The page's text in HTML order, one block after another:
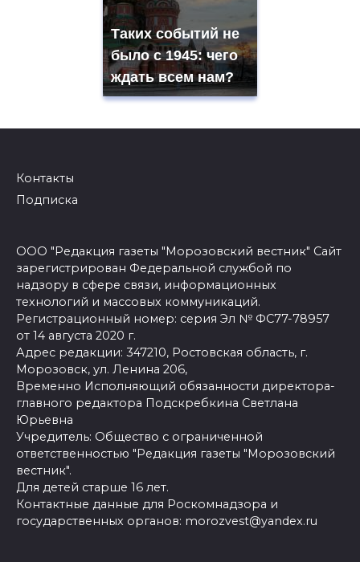
Таких событий не
было с 1945: чего
ждать всем нам?
Контакты
Подписка
ООО "Редакция газеты "Морозовский вестник" Сайт
зарегистрирован Федеральной службой по
надзору в сфере связи, информационных
технологий и массовых коммуникаций.
Регистрационный номер: серия Эл № ФС77-78957
от 14 августа 2020 г.
Адрес редакции: 347210, Ростовская область, г.
Морозовск, ул. Ленина 206,
Временно Исполняющий обязанности директора-
главного редактора Подскребкина Светлана
Юрьевна
Учредитель: Общество с ограниченной
ответственностью "Редакция газеты "Морозовский
вестник".
Для детей старше 16 лет.
Контактные данные для Роскомнадзора и
государственных органов: morozvest@yandex.ru